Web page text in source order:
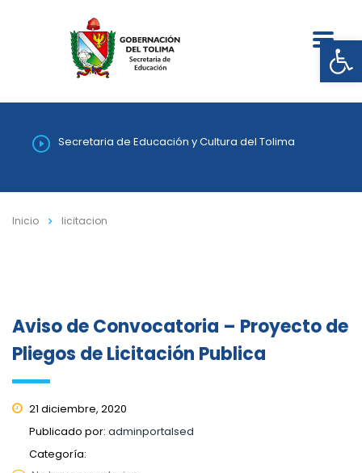
Secretaria de Educación y Cultura del Tolima
Inicio licitacion
Aviso de Convocatoria – Proyecto de
Pliegos de Licitación Publica
21 diciembre, 2020
Publicado por: adminportalsed
Categoría: